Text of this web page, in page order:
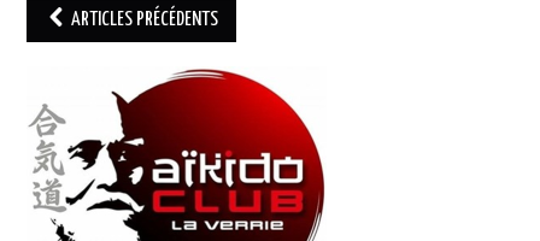
Navigation
des
ARTICLES PRÉCÉDENTS